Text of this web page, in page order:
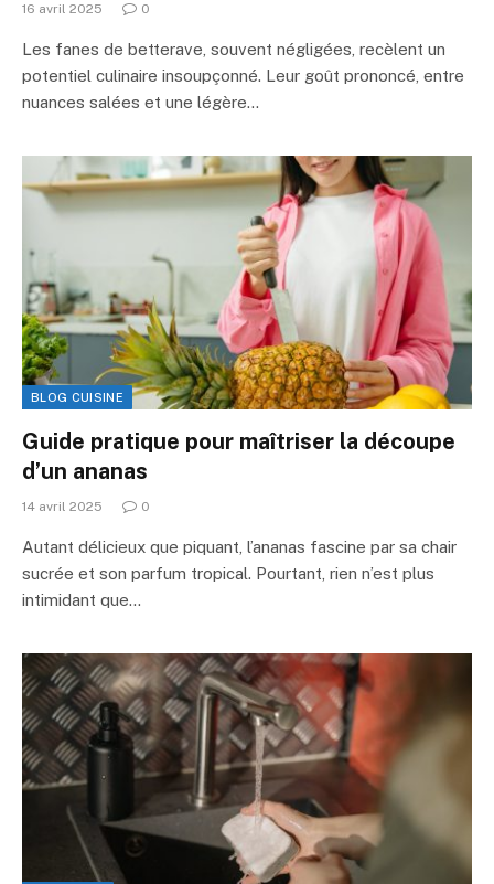
16 avril 2025 0
Les fanes de betterave, souvent négligées, recèlent un
potentiel culinaire insoupçonné. Leur goût prononcé, entre
nuances salées et une légère…
BLOG CUISINE
Guide pratique pour maîtriser la découpe
d’un ananas
14 avril 2025 0
Autant délicieux que piquant, l’ananas fascine par sa chair
sucrée et son parfum tropical. Pourtant, rien n’est plus
intimidant que…